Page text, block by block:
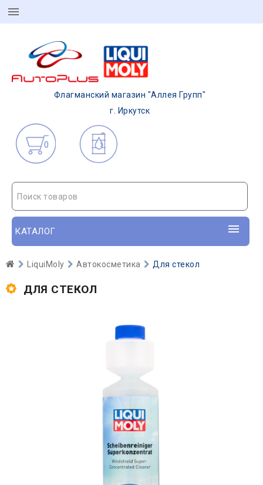
Флагманский магазин "Аллея Групп"
г. Иркутск
0
Поиск товаров
КАТАЛОГ
LiquiMoly Автокосметика Для стекол
ДЛЯ СТЕКОЛ